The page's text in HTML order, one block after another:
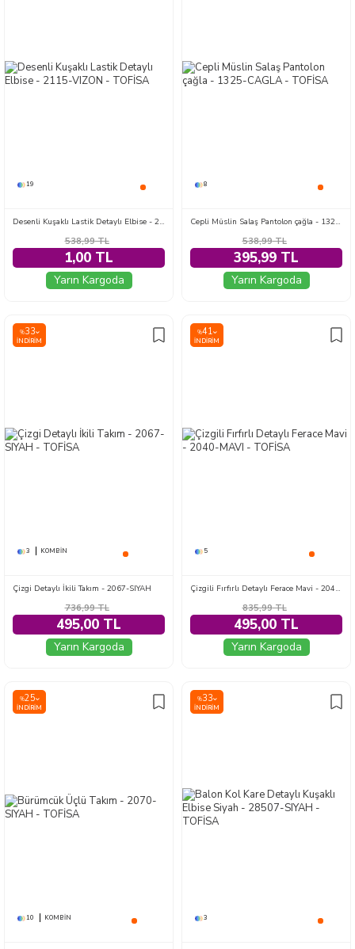
19
Desenli Kuşaklı Lastik Detaylı Elbise - 2115-VIZON
538,99TL
1,00 TL
Yarın Kargoda
8
Cepli Müslin Salaş Pantolon çağla - 1325-CAGLA
538,99TL
395,99 TL
Yarın Kargoda
%33
İNDIRIM
3 KOMBIN
Çizgi Detaylı İkili Takım - 2067-SIYAH
736,99TL
495,00 TL
Yarın Kargoda
%41
İNDIRIM
5
Çizgili Fırfırlı Detaylı Ferace Mavi - 2040-MAVI
835,99TL
495,00 TL
Yarın Kargoda
%25
İNDIRIM
10 KOMBIN
%33
İNDIRIM
3